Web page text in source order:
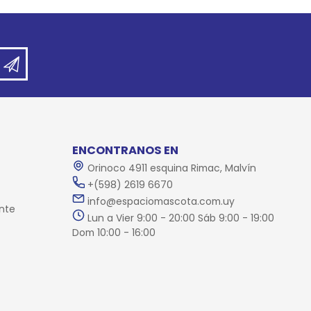
ENCONTRANOS EN
Orinoco 4911 esquina Rimac, Malvín
+(598) 2619 6670
info@espaciomascota.com.uy
Lun a Vier 9:00 - 20:00 Sáb 9:00 - 19:00
Dom 10:00 - 16:00